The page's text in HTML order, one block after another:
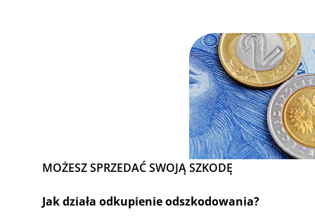
MOŻESZ SPRZEDAĆ SWOJĄ SZKODĘ
Jak działa odkupienie odszkodowania?